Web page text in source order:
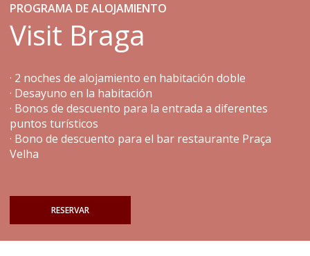
PROGRAMA DE ALOJAMIENTO
Visit Braga
· 2 noches de alojamiento en habitación doble
· Desayuno en la habitación
· Bonos de descuento para la entrada a diferentes
puntos turísticos
· Bono de descuento para el bar restaurante Praça
Velha
RESERVAR